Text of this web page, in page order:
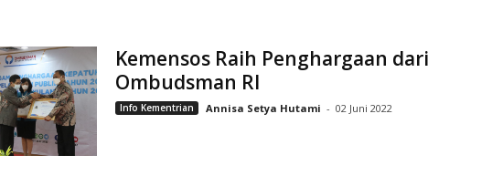
Kemensos Raih Penghargaan dari
Ombudsman RI
Info Kementrian Annisa Setya Hutami - 02 Juni 2022